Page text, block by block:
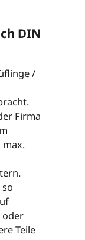
DIN
/
Firma
max.
oder
Teile